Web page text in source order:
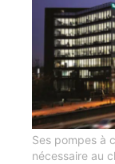
Ses pompes à
nécessaire au